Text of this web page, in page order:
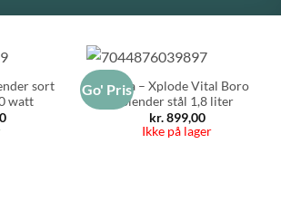
sort
watt
Go' PrisWilfa – Xplode Vital Boro
Blender stål 1,8 liter
kr.899,00
Ikke på lager